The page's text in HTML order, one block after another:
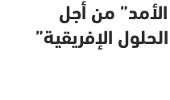
من أجل
الإفريقية”